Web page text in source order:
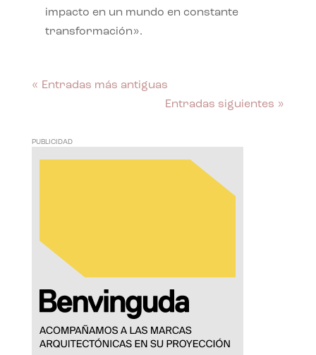
impacto en un mundo en constante
transformación».
« Entradas más antiguas
Entradas siguientes »
PUBLICIDAD